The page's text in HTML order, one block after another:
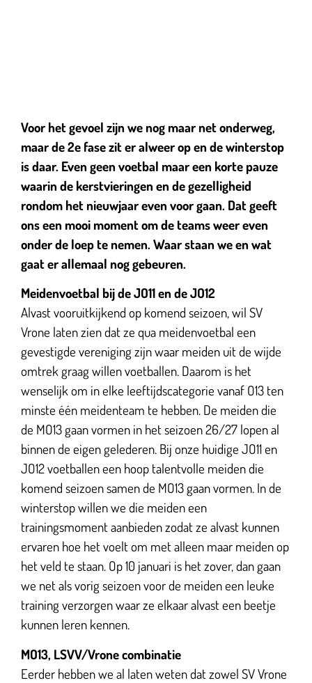
Voor het gevoel zijn we nog maar net onderweg,
maar de 2e fase zit er alweer op en de winterstop
is daar. Even geen voetbal maar een korte pauze
waarin de kerstvieringen en de gezelligheid
rondom het nieuwjaar even voor gaan. Dat geeft
ons een mooi moment om de teams weer even
onder de loep te nemen. Waar staan we en wat
gaat er allemaal nog gebeuren.
Meidenvoetbal bij de JO11 en de JO12
Alvast vooruitkijkend op komend seizoen, wil SV
Vrone laten zien dat ze qua meidenvoetbal een
gevestigde vereniging zijn waar meiden uit de wijde
omtrek graag willen voetballen. Daarom is het
wenselijk om in elke leeftijdscategorie vanaf O13 ten
minste één meidenteam te hebben. De meiden die
de MO13 gaan vormen in het seizoen 26/27 lopen al
binnen de eigen gelederen. Bij onze huidige JO11 en
JO12 voetballen een hoop talentvolle meiden die
komend seizoen samen de MO13 gaan vormen. In de
winterstop willen we die meiden een
trainingsmoment aanbieden zodat ze alvast kunnen
ervaren hoe het voelt om met alleen maar meiden op
het veld te staan. Op 10 januari is het zover, dan gaan
we net als vorig seizoen voor de meiden een leuke
training verzorgen waar ze elkaar alvast een beetje
kunnen leren kennen.
MO13, LSVV/Vrone combinatie
Eerder hebben we al laten weten dat zowel SV Vrone